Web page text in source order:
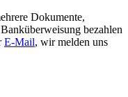
Dokumente,
bezahlen
E-Mail, wir melden uns